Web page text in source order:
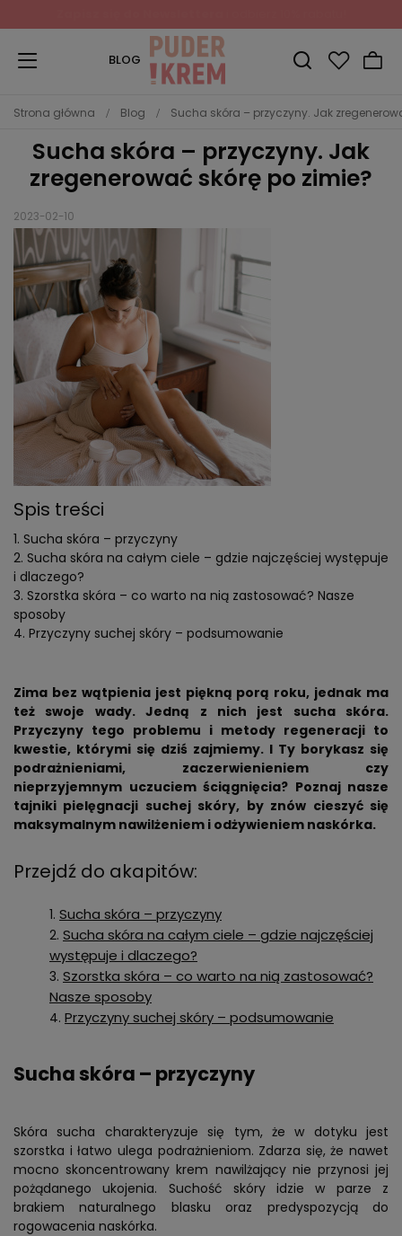
BLOG
Strona główna Blog Sucha skóra – przyczyny. Jak
Sucha skóra – przyczyny. Jak
zregenerować skórę po zimie?
2023-02-10
Spis treści
Sucha skóra – przyczyny
Sucha skóra na całym ciele – gdzie najczęściej występuje
i dlaczego?
Szorstka skóra – co warto na nią zastosować? Nasze
sposoby
Przyczyny suchej skóry – podsumowanie
Zima bez wątpienia jest piękną porą roku, jednak ma
też swoje wady. Jedną z nich jest sucha skóra.
Przyczyny tego problemu i metody regeneracji to
kwestie, którymi się dziś zajmiemy. I Ty borykasz się
podrażnieniami, zaczerwienieniem czy
nieprzyjemnym uczuciem ściągnięcia? Poznaj nasze
tajniki pielęgnacji suchej skóry, by znów cieszyć się
maksymalnym nawilżeniem i odżywieniem naskórka.
Przejdź do akapitów:
Sucha skóra – przyczyny
Sucha skóra na całym ciele – gdzie najczęściej
występuje i dlaczego?
Szorstka skóra – co warto na nią zastosować?
Nasze sposoby
Przyczyny suchej skóry – podsumowanie
Sucha skóra – przyczyny
Skóra sucha charakteryzuje się tym, że w dotyku jest
szorstka i łatwo ulega podrażnieniom. Zdarza się, że nawet
mocno skoncentrowany krem nawilżający nie przynosi jej
pożądanego ukojenia. Suchość skóry idzie w parze z
brakiem naturalnego blasku oraz predyspozycją do
rogowacenia naskórka.